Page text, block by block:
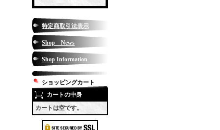
特定商取引法表示
Shop News
Shop Information
ショッピングカート
カートの中身
カートは空です。